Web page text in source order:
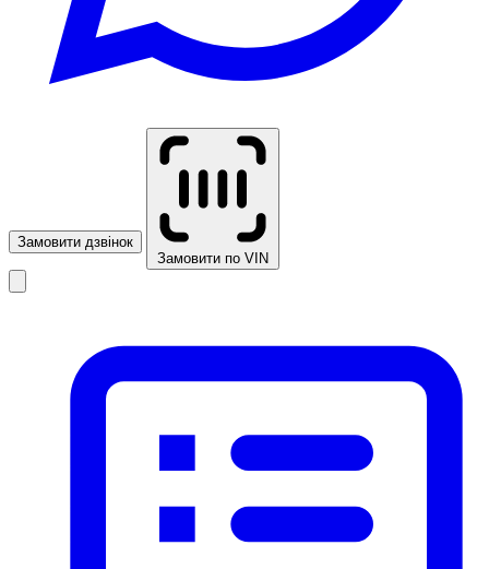
Замовити дзвінок
Замовити по VIN